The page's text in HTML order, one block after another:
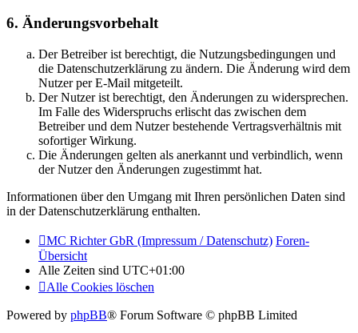
6. Änderungsvorbehalt
Der Betreiber ist berechtigt, die Nutzungsbedingungen und
die Datenschutzerklärung zu ändern. Die Änderung wird dem
Nutzer per E-Mail mitgeteilt.
Der Nutzer ist berechtigt, den Änderungen zu widersprechen.
Im Falle des Widerspruchs erlischt das zwischen dem
Betreiber und dem Nutzer bestehende Vertragsverhältnis mit
sofortiger Wirkung.
Die Änderungen gelten als anerkannt und verbindlich, wenn
der Nutzer den Änderungen zugestimmt hat.
Informationen über den Umgang mit Ihren persönlichen Daten sind
in der Datenschutzerklärung enthalten.
MC Richter GbR (Impressum / Datenschutz) Foren-
Übersicht
Alle Zeiten sind UTC+01:00
Alle Cookies löschen
Powered by phpBB® Forum Software © phpBB Limited